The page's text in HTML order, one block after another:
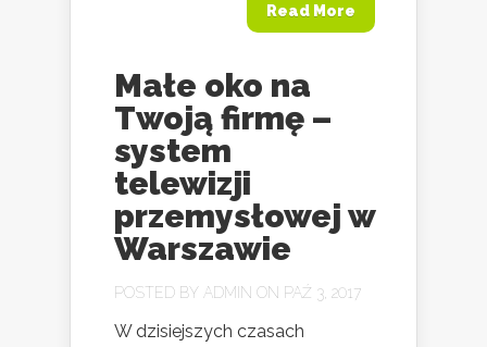
Read More
Małe oko na
Twoją firmę –
system
telewizji
przemysłowej w
Warszawie
POSTED BY ADMIN ON PAŹ 3, 2017
W dzisiejszych czasach